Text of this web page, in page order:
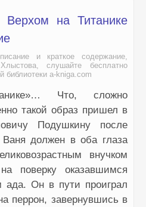
на Титанике
и краткое содержание,
слушайте бесплатно
библиотеки a-kniga.com
Что, сложно
такой образ пришел в
Подушкину после
должен в оба глаза
внучком
поверку оказавшимся
ада. Он в пути проиграл
перрон, завернувшись в